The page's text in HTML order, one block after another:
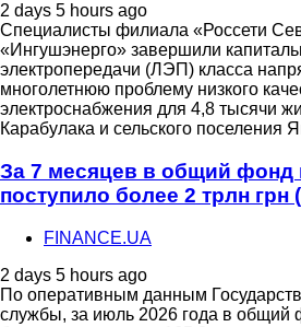
2 days 5 hours ago
Специалисты филиала «Россети
«Ингушэнерго» завершили
электропередачи (ЛЭП) класса
многолетнюю проблему низкого
электроснабжения для 4,8 тысячи
Карабулака и сельского поселения
За 7 месяцев в общий фонд
поступило более 2 трлн
FINANCE.UA
2 days 5 hours ago
По оперативным данным
службы, за июль 2026 года в общий